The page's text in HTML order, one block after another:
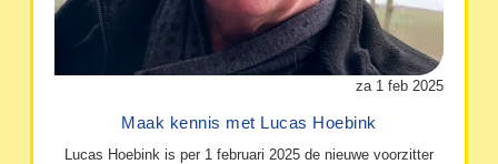
za 1 feb 2025
Maak kennis met Lucas Hoebink
Lucas Hoebink is per 1 februari 2025 de nieuwe voorzitter